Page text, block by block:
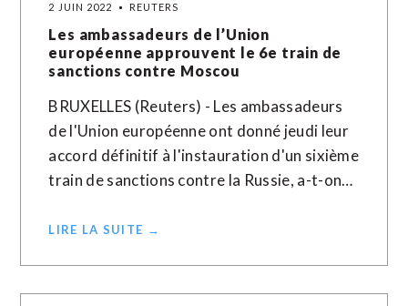
2 JUIN 2022 REUTERS
Les ambassadeurs de l’Union
européenne approuvent le 6e train de
sanctions contre Moscou
BRUXELLES (Reuters) - Les ambassadeurs
de l'Union européenne ont donné jeudi leur
accord définitif à l'instauration d'un sixième
train de sanctions contre la Russie, a-t-on…
LIRE LA SUITE →